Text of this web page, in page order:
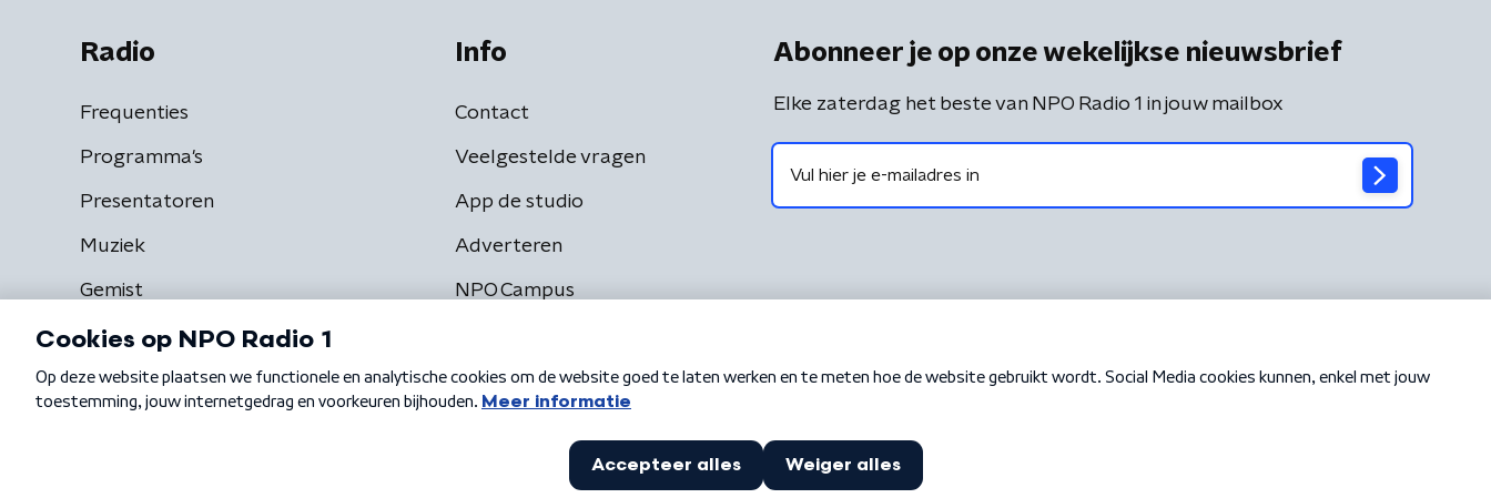
Radio
Frequenties
Programma's
Presentatoren
Muziek
Gemist
Info
Contact
Veelgestelde vragen
App de studio
Adverteren
NPO Campus
Abonneer je op onze wekelijkse nieuwsbrief
Elke zaterdag het beste van NPO Radio 1 in jouw mailbox
Algemene voorwaarden Privacybeleid